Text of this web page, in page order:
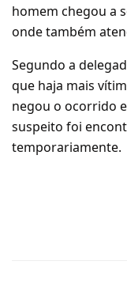
homem chegou a
onde também
Segundo a
que haja mais
negou o ocorrido
suspeito foi
temporariamente.